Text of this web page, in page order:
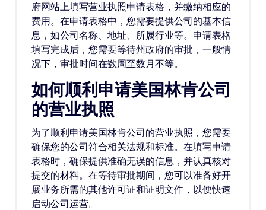
府网站上填写营业执照申请表格，并缴纳相应的
费用。在申请表格中，您需要提供公司的基本信
息，如公司名称、地址、所属行业等。申请表格
填写完成后，您需要等待州政府的审批，一般情
况下，审批时间在数周至数月不等。
如何顺利申请美国林肯公司
的营业执照
为了顺利申请美国林肯公司的营业执照，您需要
确保您的公司符合相关法规和标准。在填写申请
表格时，确保提供准确无误的信息，并认真核对
提交的材料。在等待审批期间，您可以准备好开
展业务所需的其他许可证和证明文件，以便快速
启动公司运营。